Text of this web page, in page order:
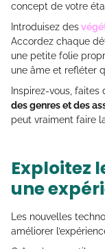
concept de votre
Introduisez des
Accordez chaque
une petite folie
une âme et refléter
Inspirez-vous, faites
des genres et des
peut vraiment faire
Exploitez
une
Les nouvelles
améliorer